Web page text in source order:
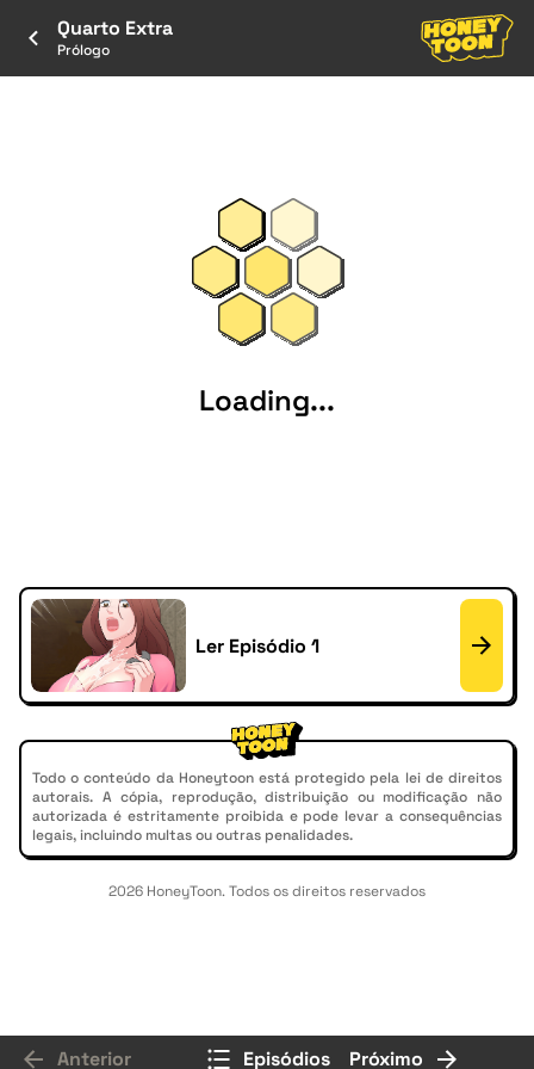
Quarto Extra
Prólogo
Loading...
Ler Episódio 1
Todo o conteúdo da Honeytoon está protegido pela lei de direitos
autorais. A cópia, reprodução, distribuição ou modificação não
autorizada é estritamente proibida e pode levar a consequências
legais, incluindo multas ou outras penalidades.
2026 HoneyToon. Todos os direitos reservados
Anterior Episódios Próximo